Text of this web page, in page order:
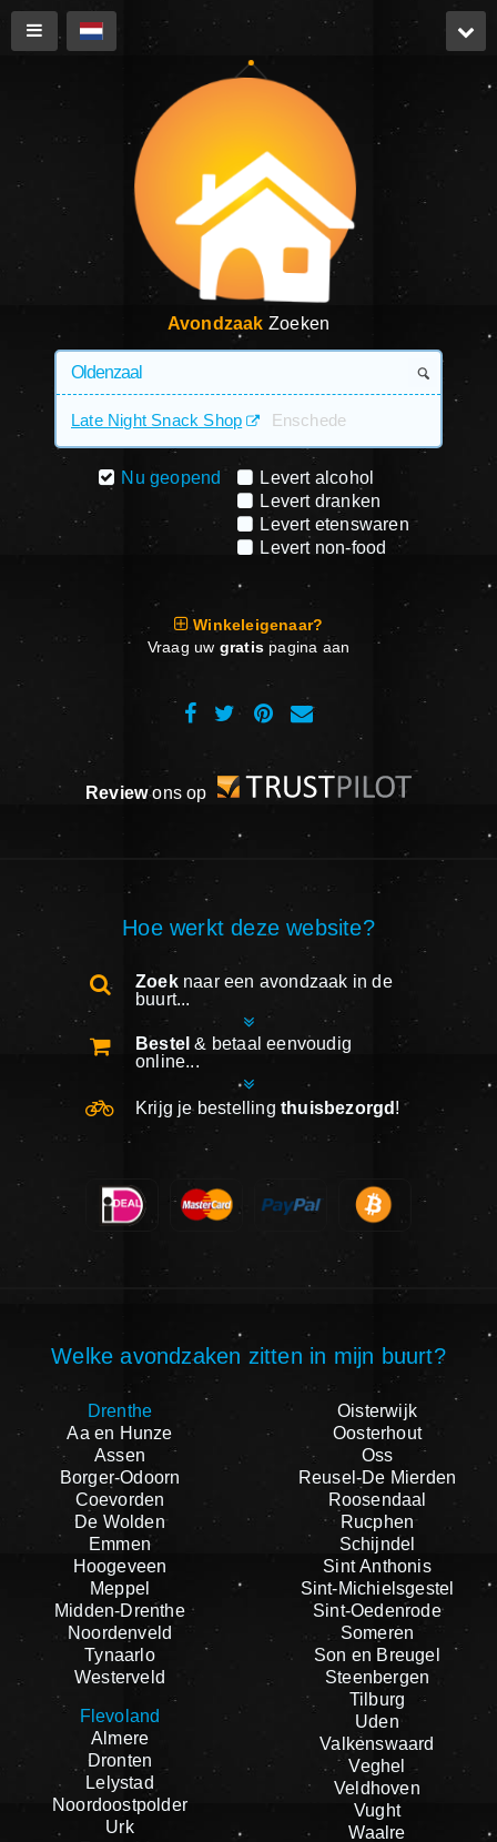
Avondzaak Zoeken
Late Night Snack Shop Enschede
Nu geopend
Levert alcohol
Levert dranken
Levert etenswaren
Levert non-food
Winkeleigenaar?
Vraag uw gratispagina aan
Reviewons op
Hoe werkt deze website?
Zoeknaar een avondzaak in de
buurt...
Bestel & betaal eenvoudig
online...
Krijg je bestelling thuisbezorgd !
Welke avondzaken zitten in mijn buurt?
Drenthe
Aa en Hunze
Assen
Borger-Odoorn
Coevorden
De Wolden
Emmen
Hoogeveen
Meppel
Midden-Drenthe
Noordenveld
Tynaarlo
Westerveld
Flevoland
Almere
Dronten
Lelystad
Noordoostpolder
Urk
Oisterwijk
Oosterhout
Oss
Reusel-De Mierden
Roosendaal
Rucphen
Schijndel
Sint Anthonis
Sint-Michielsgestel
Sint-Oedenrode
Someren
Son en Breugel
Steenbergen
Tilburg
Uden
Valkenswaard
Veghel
Veldhoven
Vught
Waalre